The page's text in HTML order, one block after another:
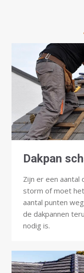
Dakpan
Zijn er een aantal
storm of moet
aantal punten
de dakpannen
nodig is.